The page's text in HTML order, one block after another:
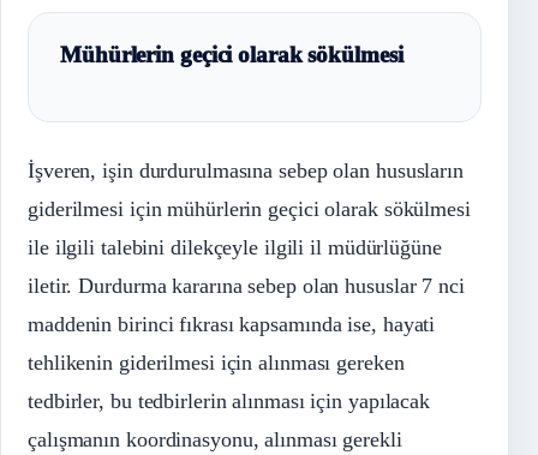
Mühürlerin geçici olarak sökülmesi
İşveren, işin durdurulmasına sebep olan hususların
giderilmesi için mühürlerin geçici olarak sökülmesi
ile ilgili talebini dilekçeyle ilgili il müdürlüğüne
iletir. Durdurma kararına sebep olan hususlar 7 nci
maddenin birinci fıkrası kapsamında ise, hayati
tehlikenin giderilmesi için alınması gereken
tedbirler, bu tedbirlerin alınması için yapılacak
çalışmanın koordinasyonu, alınması gerekli